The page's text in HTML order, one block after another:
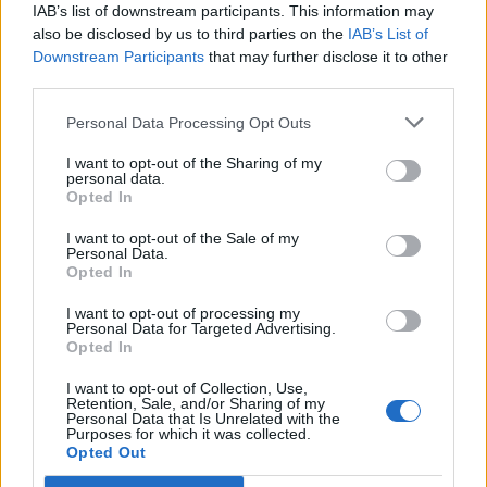
IAB’s list of downstream participants. This information may
also be disclosed by us to third parties on the IAB’s List of
Downstream Participants that may further disclose it to other
Personal Data Processing Opt Outs
I want to opt-out of the Sharing of my
personal data.
Opted In
I want to opt-out of the Sale of my
Personal Data.
Opted In
I want to opt-out of processing my
Personal Data for Targeted Advertising.
Opted In
I want to opt-out of Collection, Use,
Retention, Sale, and/or Sharing of my
Personal Data that Is Unrelated with the
Purposes for which it was collected.
Opted Out
Износът на електромобили от Китай
е нараснал със 120%